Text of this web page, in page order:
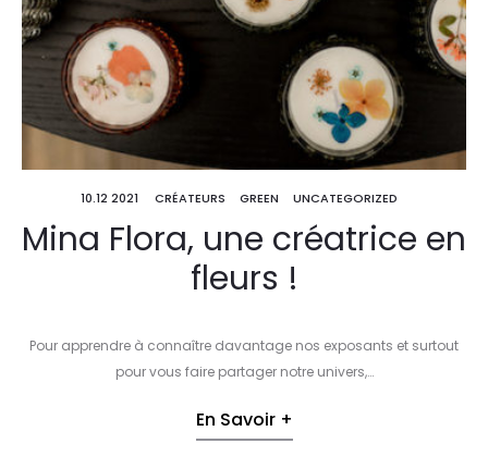
10.12 2021 CRÉATEURS GREEN UNCATEGORIZED
Mina Flora, une créatrice en
fleurs !
Pour apprendre à connaître davantage nos exposants et surtout
pour vous faire partager notre univers,…
En Savoir +